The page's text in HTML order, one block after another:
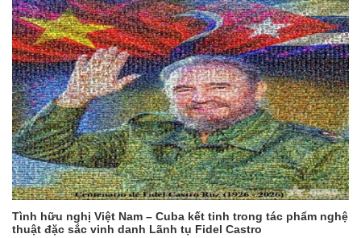
Tình hữu nghị Việt Nam – Cuba kết tinh trong tác phẩm nghệ
thuật đặc sắc vinh danh Lãnh tụ Fidel Castro